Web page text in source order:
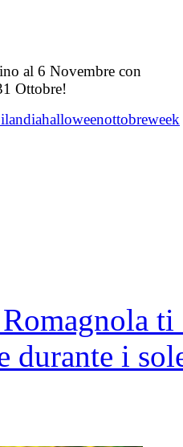
al 6 Novembre con
Ottobre!
halloweenottobreweek
durante i